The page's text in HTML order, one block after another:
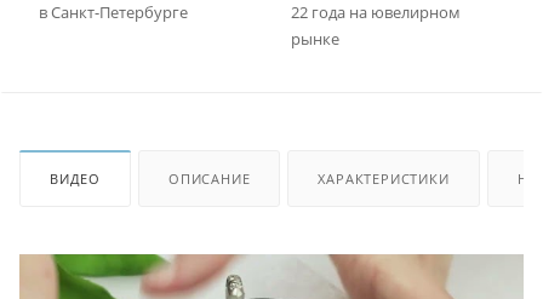
в Санкт-Петербурге
22 года на ювелирном
рынке
ВИДЕО ОПИСАНИЕ ХАРАКТЕРИСТИКИ